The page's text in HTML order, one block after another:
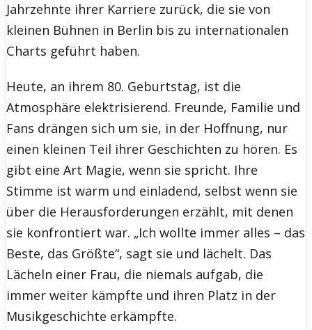
Jahrzehnte ihrer Karriere zurück, die sie von
kleinen Bühnen in Berlin bis zu internationalen
Charts geführt haben.
Heute, an ihrem 80. Geburtstag, ist die
Atmosphäre elektrisierend. Freunde, Familie und
Fans drängen sich um sie, in der Hoffnung, nur
einen kleinen Teil ihrer Geschichten zu hören. Es
gibt eine Art Magie, wenn sie spricht. Ihre
Stimme ist warm und einladend, selbst wenn sie
über die Herausforderungen erzählt, mit denen
sie konfrontiert war. „Ich wollte immer alles – das
Beste, das Größte“, sagt sie und lächelt. Das
Lächeln einer Frau, die niemals aufgab, die
immer weiter kämpfte und ihren Platz in der
Musikgeschichte erkämpfte.